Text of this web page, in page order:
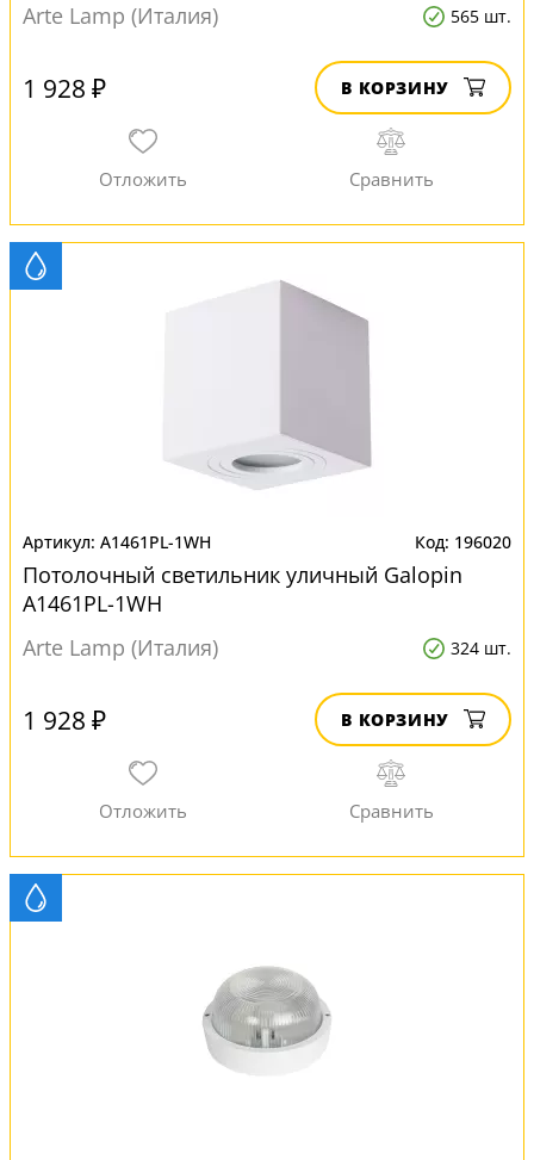
Arte Lamp (Италия)
565 шт.
1 928 ₽ В КОРЗИНУ
A1461PL-1WH 196020
Потолочный светильник уличный Galopin
A1461PL-1WH
Arte Lamp (Италия)
324 шт.
1 928 ₽ В КОРЗИНУ